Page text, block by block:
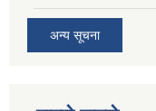
अन्य सूचना